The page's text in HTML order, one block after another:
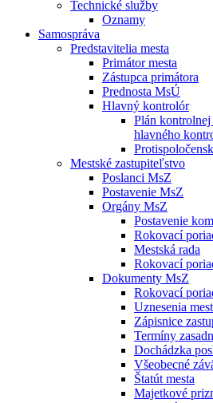
Technické služby
Oznamy
Samospráva
Predstavitelia mesta
Primátor mesta
Zástupca primátora
Prednosta MsÚ
Hlavný kontrolór
Plán
hlavného
Mestské zastupiteľstvo
Poslanci MsZ
Postavenie MsZ
Orgány MsZ
Postavenie
Rokovací
Mestská rada
Rokovací
Dokumenty MsZ
Rokovací
Uznesenia
Zápisnice
Termíny
Dochádzka
Všeobecné
Štatút mesta
Majetkové